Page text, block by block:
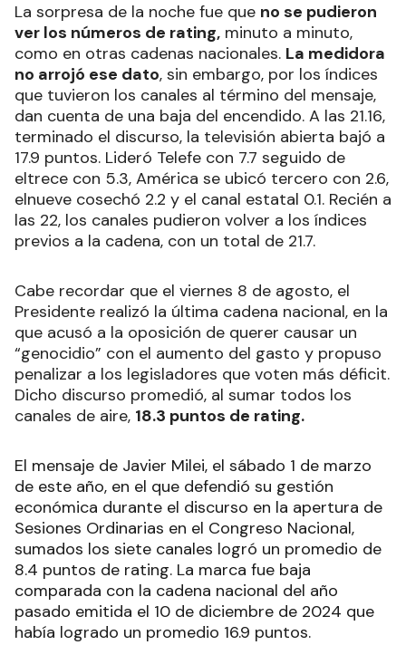
La sorpresa de la noche fue que no se pudieron
ver los números de rating, minuto a minuto,
como en otras cadenas nacionales. La medidora
no arrojó ese dato, sin embargo, por los índices
que tuvieron los canales al término del mensaje,
dan cuenta de una baja del encendido. A las 21.16,
terminado el discurso, la televisión abierta bajó a
17.9 puntos. Lideró Telefe con 7.7 seguido de
eltrece con 5.3, América se ubicó tercero con 2.6,
elnueve cosechó 2.2 y el canal estatal 0.1. Recién a
las 22, los canales pudieron volver a los índices
previos a la cadena, con un total de 21.7.
Cabe recordar que el viernes 8 de agosto, el
Presidente realizó la última cadena nacional, en la
que acusó a la oposición de querer causar un
“genocidio” con el aumento del gasto y propuso
penalizar a los legisladores que voten más déficit.
Dicho discurso promedió, al sumar todos los
canales de aire, 18.3 puntos de rating.
El mensaje de Javier Milei, el sábado 1 de marzo
de este año, en el que defendió su gestión
económica durante el discurso en la apertura de
Sesiones Ordinarias en el Congreso Nacional,
sumados los siete canales logró un promedio de
8.4 puntos de rating. La marca fue baja
comparada con la cadena nacional del año
pasado emitida el 10 de diciembre de 2024 que
había logrado un promedio 16.9 puntos.